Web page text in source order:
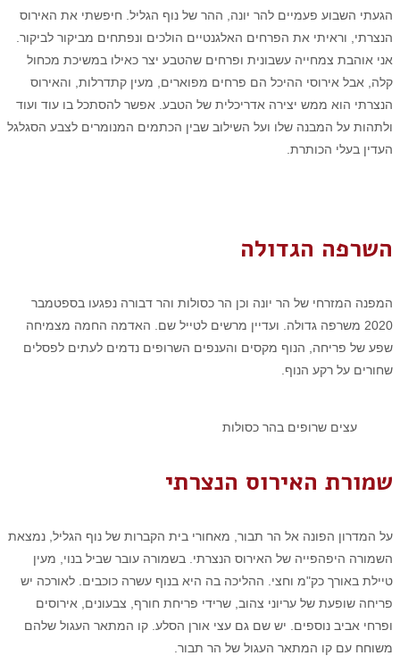
הגעתי השבוע פעמיים להר יונה, ההר של נוף הגליל. חיפשתי את האירוס
הנצרתי, וראיתי את הפרחים האלגנטיים הולכים ונפתחים מביקור לביקור.
אני אוהבת צמחייה עשבונית ופרחים שהטבע יצר כאילו במשיכת מכחול
קלה, אבל אירוסי ההיכל הם פרחים מפוארים, מעין קתדרלות, והאירוס
הנצרתי הוא ממש יצירה אדריכלית של הטבע. אפשר להסתכל בו עוד ועוד
ולתהות על המבנה שלו ועל השילוב שבין הכתמים המנומרים לצבע הסגלגל
העדין בעלי הכותרת.
השרפה הגדולה
המפנה המזרחי של הר יונה וכן הר כסולות והר דבורה נפגעו בספטמבר
2020 משרפה גדולה. ועדיין מרשים לטייל שם. האדמה החמה מצמיחה
שפע של פריחה, הנוף מקסים והענפים השרופים נדמים לעתים לפסלים
שחורים על רקע הנוף.
עצים שרופים בהר כסולות
שמורת האירוס הנצרתי
על המדרון הפונה אל הר תבור, מאחורי בית הקברות של נוף הגליל, נמצאת
השמורה היפהפייה של האירוס הנצרתי. בשמורה עובר שביל בנוי, מעין
טיילת באורך כק"מ וחצי. ההליכה בה היא בנוף עשרה כוכבים. לאורכה יש
פריחה שופעת של עריוני צהוב, שרידי פריחת חורף, צבעונים, אירוסים
ופרחי אביב נוספים. יש שם גם עצי אורן הסלע. קו המתאר העגול שלהם
משוחח עם קו המתאר העגול של הר תבור.